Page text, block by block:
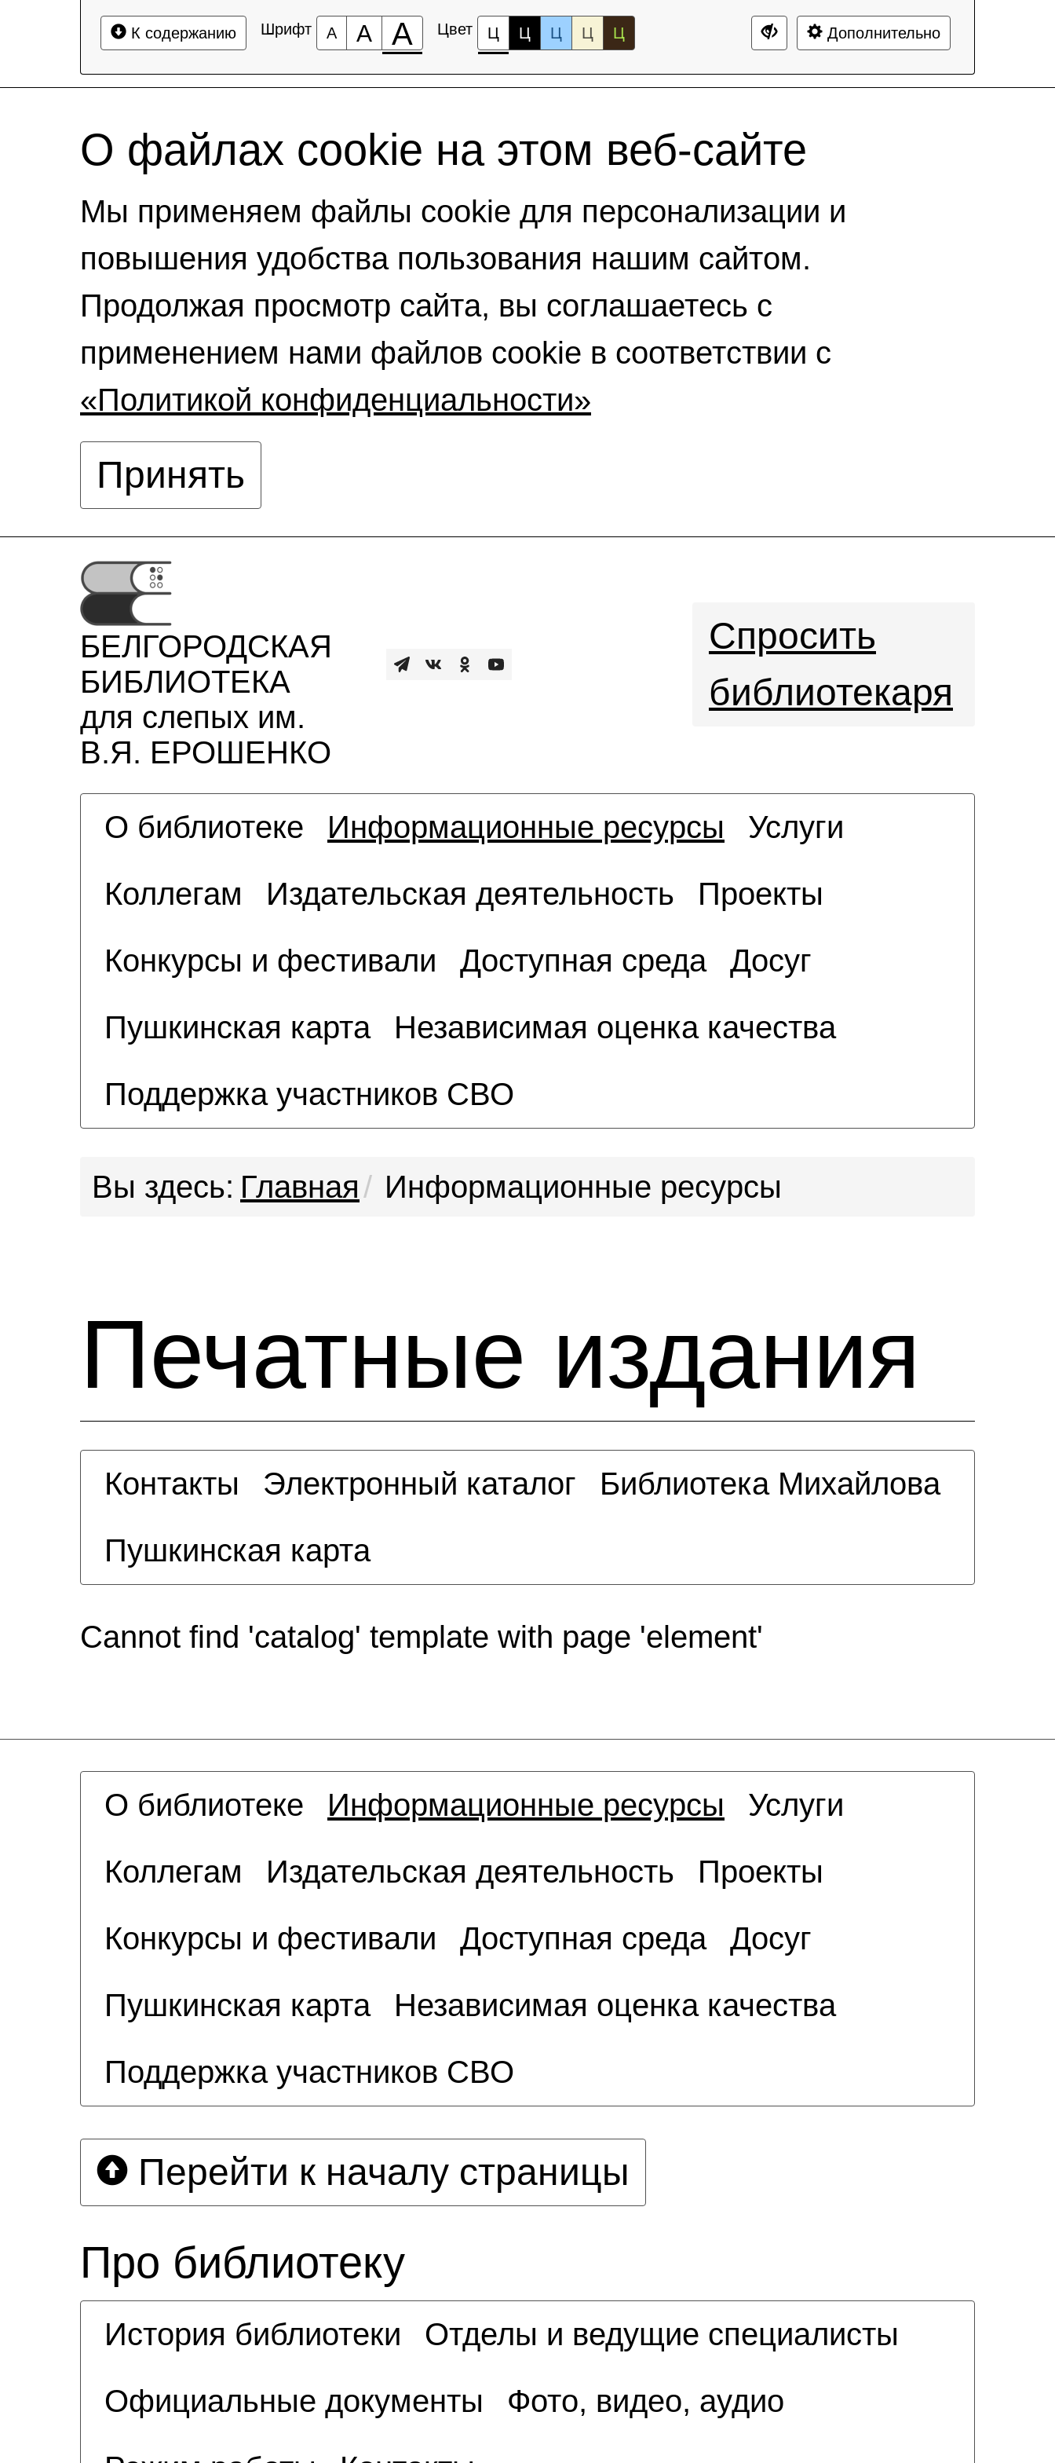
К содержанию Шрифт А А А Цвет Ц Ц Ц Ц Ц Дополнительно
О файлах cookie на этом веб-сайте
Мы применяем файлы cookie для персонализации и
повышения удобства пользования нашим сайтом.
Продолжая просмотр сайта, вы соглашаетесь с
применением нами файлов cookie в соответствии с
«Политикой конфиденциальности»
Принять
БЕЛГОРОДСКАЯ
БИБЛИОТЕКА
для слепых им.
В.Я. ЕРОШЕНКО
Спросить
библиотекаря
О библиотеке Информационные ресурсы
Услуги
Коллегам
Издательская деятельность
Проекты
Конкурсы и фестивали
Доступная среда
Досуг
Пушкинская карта
Независимая оценка качества
Поддержка участников СВО
Вы здесь: Главная Информационные ресурсы
Печатные издания
Контакты Электронный каталог
Библиотека Михайлова
Пушкинская карта
Cannot find 'catalog' template with page 'element'
О библиотеке Информационные ресурсы
Услуги
Коллегам
Издательская деятельность
Проекты
Конкурсы и фестивали
Доступная среда
Досуг
Пушкинская карта
Независимая оценка качества
Поддержка участников СВО
Перейти к началу страницы
Про библиотеку
История библиотеки
Отделы и ведущие специалисты
Официальные документы
Фото, видео, аудио